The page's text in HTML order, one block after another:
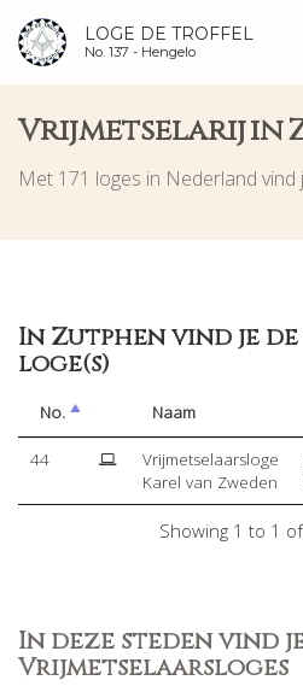
LOGE DE TROFFEL
No. 137 - Hengelo
Vrijmetselarij in
Met 171 loges in Nederland vind
In Zutphen vind je
loge(s)
No. Naam
44
Vrijmetselaarsloge
Karel van Zweden
Showing 1 to 1
In deze steden vind
Vrijmetselaarsloges